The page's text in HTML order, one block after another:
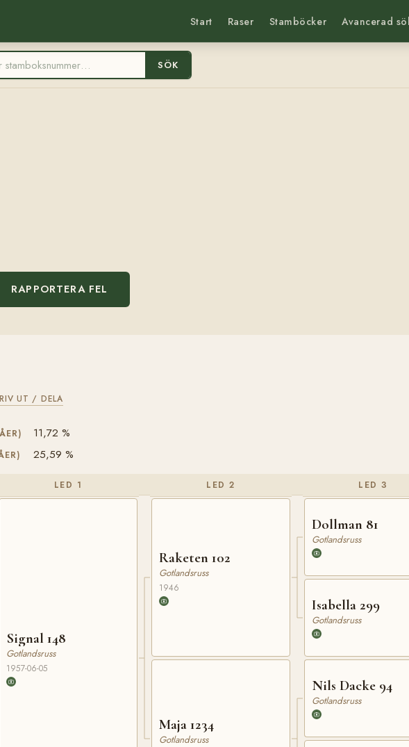
Start Raser Stamböcker Avancerad
SÖK
RAPPORTERA FEL
UT / DELA
11,72 %
25,59 %
LED 1
Signal 148
Gotlandsruss
1957-06-05
LED 2
Raketen 102
Gotlandsruss
1946
Maja 1234
Gotlandsruss
LED 3
Dollman 81
Gotlandsruss
Isabella 299
Gotlandsruss
Nils Dacke 94
Gotlandsruss